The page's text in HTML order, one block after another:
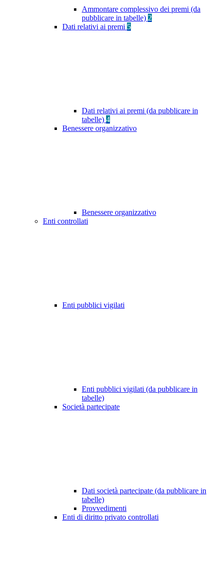
Ammontare complessivo dei premi (da
pubblicare in tabelle) 2
Dati relativi ai premi 5
Dati relativi ai premi (da pubblicare in
tabelle) 4
Benessere organizzativo
Benessere organizzativo
Enti controllati
Enti pubblici vigilati
Enti pubblici vigilati (da pubblicare in
tabelle)
Società partecipate
Dati società partecipate (da pubblicare in
tabelle)
Provvedimenti
Enti di diritto privato controllati